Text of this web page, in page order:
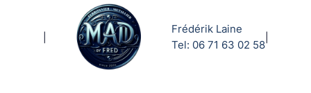
Frédérik Laine
Tel: 06 71 63 02 58